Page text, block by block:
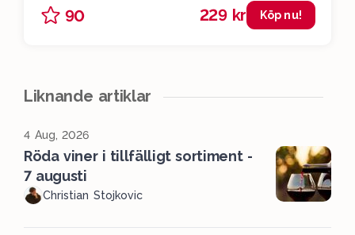
90 229 kr Köp nu!
Liknande artiklar
4 Aug, 2026
Röda viner i tillfälligt sortiment -
7 augusti
Christian Stojkovic